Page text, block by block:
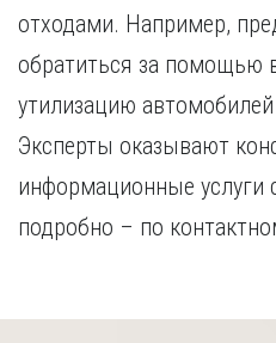
отходами. Например,
обратиться за помощью
утилизацию
Эксперты оказывают
информационные услуги
подробно – по